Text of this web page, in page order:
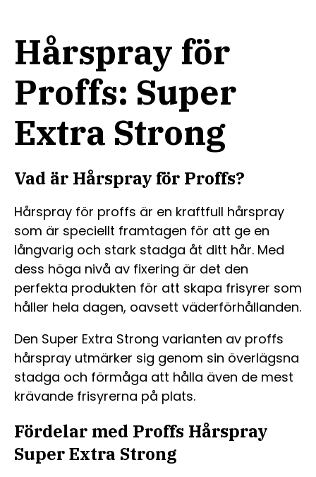
Hårspray för
Proffs: Super
Extra Strong
Vad är Hårspray för Proffs?
Hårspray för proffs är en kraftfull hårspray
som är speciellt framtagen för att ge en
långvarig och stark stadga åt ditt hår. Med
dess höga nivå av fixering är det den
perfekta produkten för att skapa frisyrer som
håller hela dagen, oavsett väderförhållanden.
Den Super Extra Strong varianten av proffs
hårspray utmärker sig genom sin överlägsna
stadga och förmåga att hålla även de mest
krävande frisyrerna på plats.
Fördelar med Proffs Hårspray
Super Extra Strong